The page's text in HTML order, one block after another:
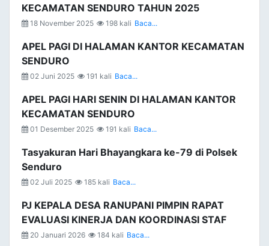
KECAMATAN SENDURO TAHUN 2025
18 November 2025 198 kali Baca...
APEL PAGI DI HALAMAN KANTOR KECAMATAN
SENDURO
02 Juni 2025 191 kali Baca...
APEL PAGI HARI SENIN DI HALAMAN KANTOR
KECAMATAN SENDURO
01 Desember 2025 191 kali Baca...
Tasyakuran Hari Bhayangkara ke-79 di Polsek
Senduro
02 Juli 2025 185 kali Baca...
PJ KEPALA DESA RANUPANI PIMPIN RAPAT
EVALUASI KINERJA DAN KOORDINASI STAF
20 Januari 2026 184 kali Baca...